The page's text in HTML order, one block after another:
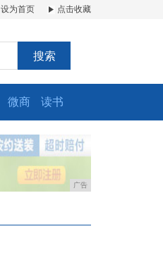
设为首页 点击收藏
搜索
微商 读书
广告